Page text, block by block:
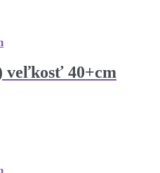
veľkosť 40+cm